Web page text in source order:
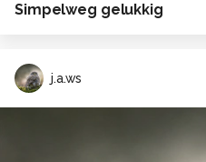
Simpelweg gelukkig
j.a.ws